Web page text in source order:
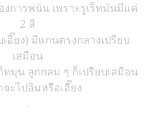
งการพนัน เพราะรูเร็ทมันมีแค่
2 สี
อี๊ยง) มีแกนตรงกลางเปรียบ
เสมือน
หมุน ลูกกลม ๆ ก็เปรียบเสมือน
จะไปอิมหรือเอี๊ยง
.